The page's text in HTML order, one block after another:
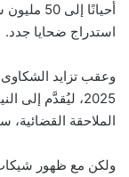
أحيانًا
استدراج ضحايا جدد.
2025، ليُقدَّم
الملاحقة
ولكن مع ظهور